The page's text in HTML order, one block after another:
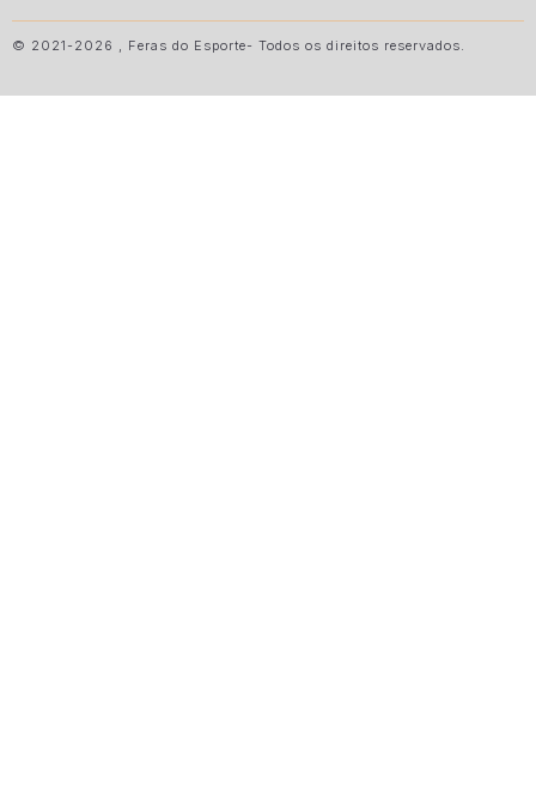
© 2021-2026 , Feras do Esporte- Todos os direitos reservados.